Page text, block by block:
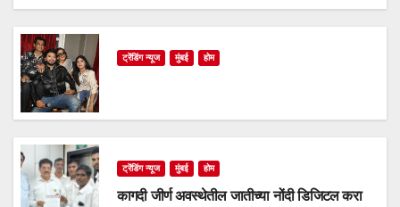
ट्रेंडिंग न्यूज मुंबई होम
ट्रेंडिंग न्यूज मुंबई होम
कागदी जीर्ण अवस्थेतील जातीच्या नोंदी डिजिटल करा